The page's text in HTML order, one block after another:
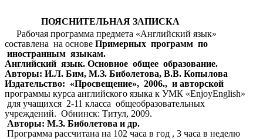
ПОЯСНИТЕЛЬНАЯ ЗАПИСКА
Рабочая программа предмета «Английский язык»
составлена на основе Примерных программ по
иностранным языкам.
Английский язык. Основное общее образование.
Авторы: И.Л. Бим, М.З. Биболетова, В.В. Копылова
Издательство: «Просвещение», 2006., и авторской
программы курса английского языка к УМК «EnjoyEnglish»
для учащихся 2-11 класса общеобразовательных
учреждений. Обнинск: Титул, 2009.
Авторы: М.З. Биболетова и др.
Программа рассчитана на 102 часа в год , 3 часа в неделю